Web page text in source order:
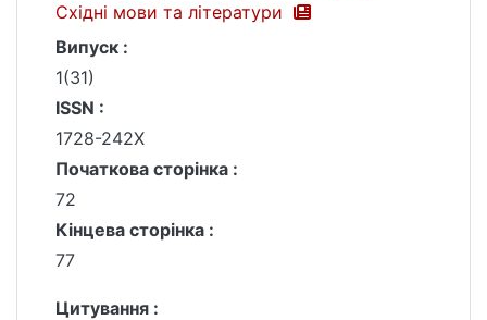
Східні мови та літератури
Випуск :
1(31)
ISSN :
1728-242X
Початкова сторінка :
72
Кінцева сторінка :
77
Цитування :